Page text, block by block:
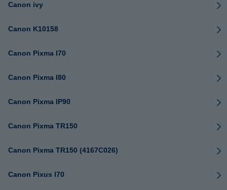
Canon ivy
Canon K10158
Canon Pixma I70
Canon Pixma I80
Canon Pixma IP90
Canon Pixma TR150
Canon Pixma TR150 (4167C026)
Canon Pixus I70